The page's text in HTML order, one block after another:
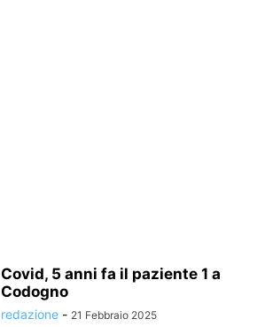
Covid, 5 anni fa il paziente 1 a
Codogno
redazione - 21 Febbraio 2025